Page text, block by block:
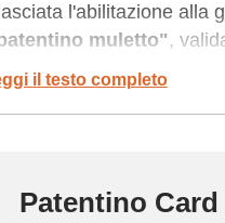
l'abilitazione alla
muletto",
a disoccupati in cerca
SICURA è il
Macchine
il testo completo
Patentino Card